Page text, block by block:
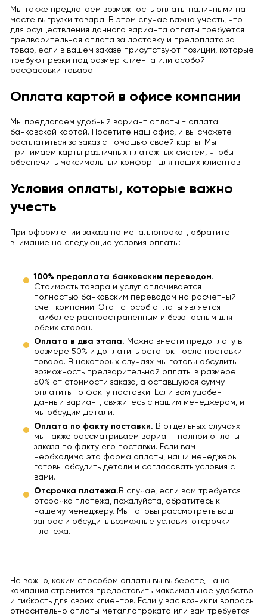
Мы также предлагаем возможность оплаты наличными на
месте выгрузки товара. В этом случае важно учесть, что
для осуществления данного варианта оплаты требуется
предварительная оплата за доставку и предоплата за
товар, если в вашем заказе присутствуют позиции, которые
требуют резки под размер клиента или особой
расфасовки товара.
Оплата картой в офисе компании
Мы предлагаем удобный вариант оплаты - оплата
банковской картой. Посетите наш офис, и вы сможете
расплатиться за заказ с помощью своей карты. Мы
принимаем карты различных платежных систем, чтобы
обеспечить максимальный комфорт для наших клиентов.
Условия оплаты, которые важно
учесть
При оформлении заказа на металлопрокат, обратите
внимание на следующие условия оплаты:
100% предоплата банковским переводом.
Стоимость товара и услуг оплачивается
полностью банковским переводом на расчетный
счет компании. Этот способ оплаты является
наиболее распространенным и безопасным для
обеих сторон.
Оплата в два этапа. Можно внести предоплату в
размере 50% и доплатить остаток после поставки
товара. В некоторых случаях мы готовы обсудить
возможность предварительной оплаты в размере
50% от стоимости заказа, а оставшуюся сумму
оплатить по факту поставки. Если вам удобен
данный вариант, свяжитесь с нашим менеджером, и
мы обсудим детали.
Оплата по факту поставки. В отдельных случаях
мы также рассматриваем вариант полной оплаты
заказа по факту его поставки. Если вам
необходима эта форма оплаты, наши менеджеры
готовы обсудить детали и согласовать условия с
вами.
Отсрочка платежа. В случае, если вам требуется
отсрочка платежа, пожалуйста, обратитесь к
нашему менеджеру. Мы готовы рассмотреть ваш
запрос и обсудить возможные условия отсрочки
платежа.
Не важно, каким способом оплаты вы выберете, наша
компания стремится предоставить максимальное удобство
и гибкость для своих клиентов. Если у вас возникли вопросы
относительно оплаты металлопроката или вам требуется